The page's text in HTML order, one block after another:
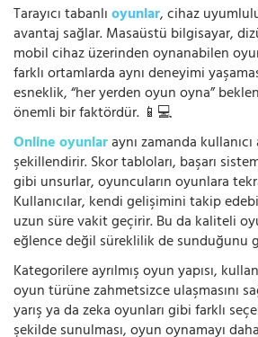
Tarayıcı tabanlıoyunlar, cihaz
avantaj sağlar. Masaüstü bilgisayar,
mobil cihaz üzerinden oynanabilen
farklı ortamlarda aynı deneyimi
esneklik, “her yerden oyun oyna”
önemli bir faktördür. 📱💻
Online oyunlaraynı zamanda kullanıcı
şekillendirir. Skor tabloları, başarı
gibi unsurlar, oyuncuların oyunlara
Kullanıcılar, kendi gelişimini takip
uzun süre vakit geçirir. Bu da kaliteli
eğlence değil süreklilik de sunduğunu
Kategorilere ayrılmış oyun yapısı,
oyun türüne zahmetsizce ulaşmasını
yarış ya da zeka oyunları gibi farklı
şekilde sunulması, oyun oynamayı